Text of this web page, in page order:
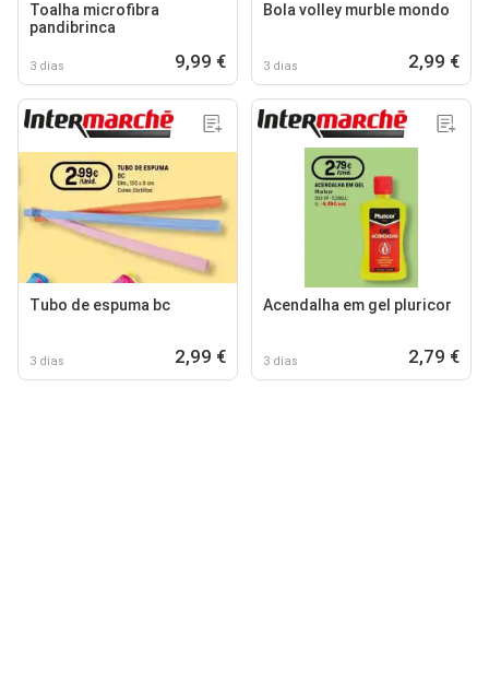
Toalha microfibra
pandibrinca
3 dias 9,99 €
Bola volley murble mondo
3 dias 2,99 €
Tubo de espuma bc
3 dias 2,99 €
Acendalha em gel pluricor
3 dias 2,79 €